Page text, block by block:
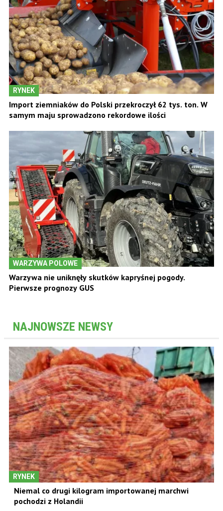
RYNEK
Import ziemniaków do Polski przekroczył 62 tys. ton. W
samym maju sprowadzono rekordowe ilości
WARZYWA POLOWE
Warzywa nie uniknęły skutków kapryśnej pogody.
Pierwsze prognozy GUS
NAJNOWSZE NEWSY
RYNEK
Niemal co drugi kilogram importowanej marchwi
pochodzi z Holandii